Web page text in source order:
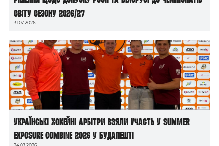
світу сезону 2026/27
31.07.2026
Українські хокейні арбітри взяли участь у Summer
Exposure Combine 2026 у Будапешті
24.07.2026